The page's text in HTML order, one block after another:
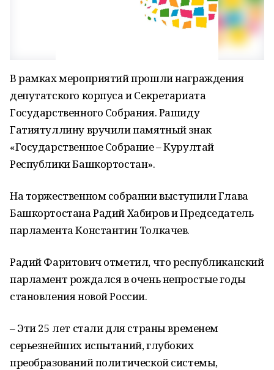
В рамках мероприятий прошли награждения
депутатского корпуса и Секретариата
Государственного Собрания. Рашиду
Гатиятуллину вручили памятный знак
«Государственное Собрание – Курултай
Республики Башкортостан».
На торжественном собрании выступили Глава
Башкортостана Радий Хабиров и Председатель
парламента Константин Толкачев.
Радий Фаритович отметил, что республиканский
парламент рождался в очень непростые годы
становления новой России.
– Эти 25 лет стали для страны временем
серьезнейших испытаний, глубоких
преобразований политической системы,